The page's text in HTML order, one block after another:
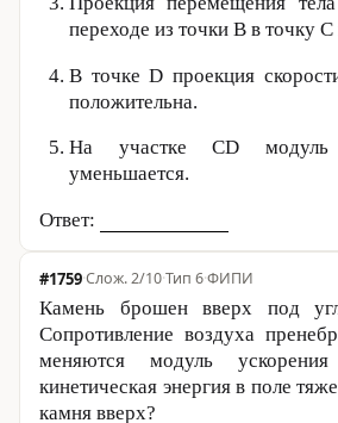
переходе из точки B в точку
В точке D проекция
положительна.
На участке CD модуль
уменьшается.
Ответ:
#1759· 2/10·Тип 6·ФИПИ
Камень брошен вверх под
Сопротивление воздуха
меняются модуль
кинетическая энергия в поле
камня вверх?